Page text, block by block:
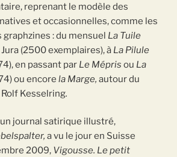
reprenant le modèle des
et occasionnelles, comme les
: du mensuel La Tuile
(2500 exemplaires), à La Pilule
en passant par Le Mépris ou La
ou encore la Marge, autour du
Kesselring.
journal satirique illustré,
a vu le jour en Suisse
2009, Vigousse. Le petit